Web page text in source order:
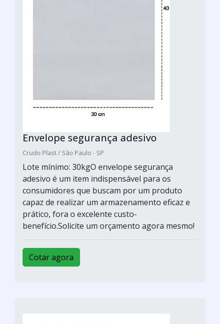
Envelope segurança adesivo
Crudo Plast / São Paulo - SP
Lote mínimo: 30kgO envelope segurança
adesivo é um item indispensável para os
consumidores que buscam por um produto
capaz de realizar um armazenamento eficaz e
prático, fora o excelente custo-
benefício.Solicite um orçamento agora mesmo!
Cotar agora